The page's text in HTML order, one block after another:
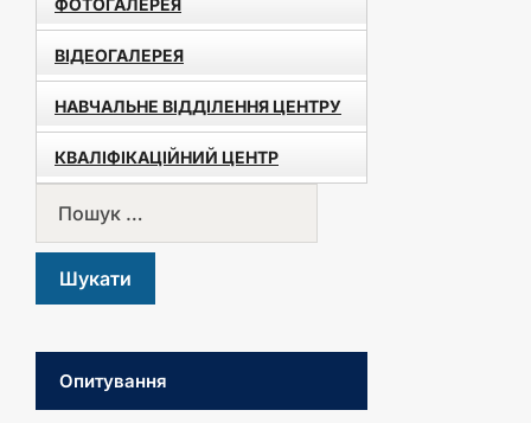
ФОТОГАЛЕРЕЯ
ВІДЕОГАЛЕРЕЯ
НАВЧАЛЬНЕ ВІДДІЛЕННЯ ЦЕНТРУ
КВАЛІФІКАЦІЙНИЙ ЦЕНТР
Опитування